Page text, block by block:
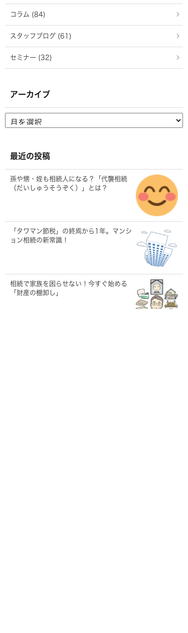
コラム (84)
スタッフブログ (61)
セミナー (32)
アーカイブ
最近の投稿
孫や甥・姪も相続人になる？「代襲相続
（だいしゅうそうぞく）」とは？
「タワマン節税」の終焉から1年。マンシ
ョン相続の新常識！
相続で家族を困らせない！今すぐ始める
「財産の棚卸し」